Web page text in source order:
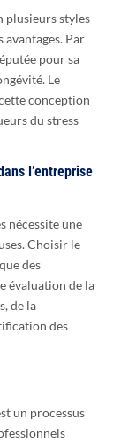
plusieurs styles
avantages. Par
pour sa
Le
conception
du stress
l’entreprise
nécessite une
Choisir le
des
évaluation de la
de la
des
un processus